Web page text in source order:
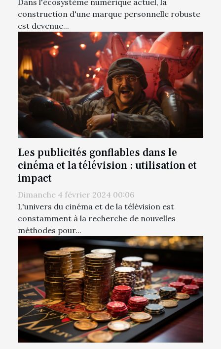
Dans l'écosystème numérique actuel, la
construction d'une marque personnelle robuste
est devenue...
Les publicités gonflables dans le
cinéma et la télévision : utilisation et
impact
Dimanche 4 février 2024 00:06
L'univers du cinéma et de la télévision est
constamment à la recherche de nouvelles
méthodes pour...